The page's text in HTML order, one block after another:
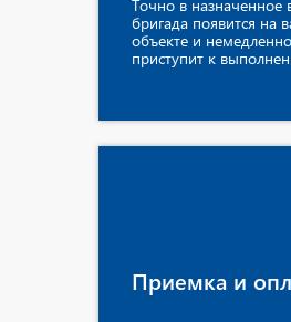
Точно в назначенное
бригада появится на
объекте и немедленно
приступит к
Приемка и